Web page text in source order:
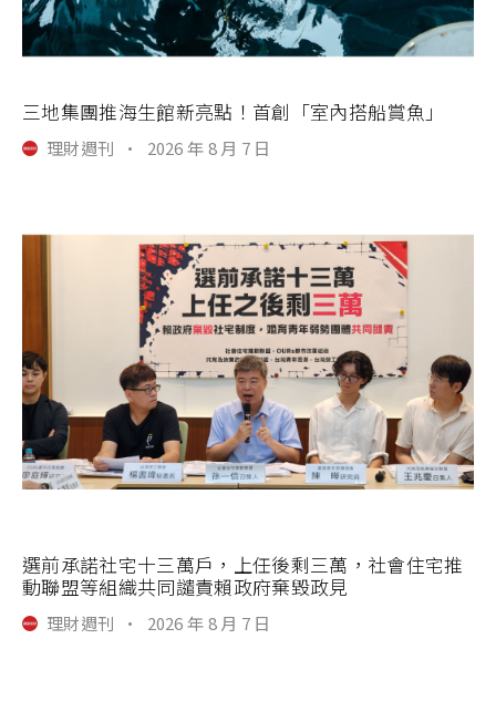
三地集團推海生館新亮點！首創「室內搭船賞魚」
理財週刊 · 2026 年 8 月 7 日
選前承諾社宅十三萬戶，上任後剩三萬，社會住宅推
動聯盟等組織共同譴責賴政府棄毀政見
理財週刊 · 2026 年 8 月 7 日